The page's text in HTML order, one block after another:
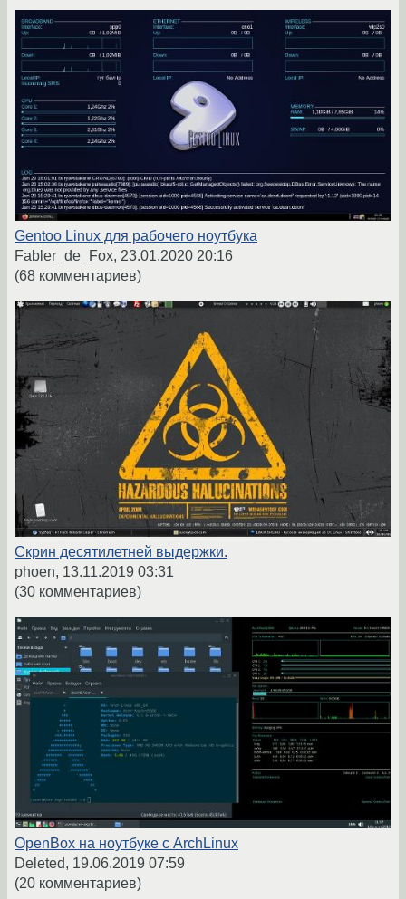
Gentoo Linux для рабочего ноутбука
Fabler_de_Fox, 23.01.2020 20:16
(68 комментариев)
Скрин десятилетней выдержки.
phoen, 13.11.2019 03:31
(30 комментариев)
OpenBox на ноутбуке с ArchLinux
Deleted, 19.06.2019 07:59
(20 комментариев)